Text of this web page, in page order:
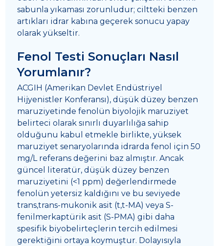
sabunla yıkaması zorunludur; ciltteki benzen
artıkları idrar kabına geçerek sonucu yapay
olarak yükseltir.
Fenol Testi Sonuçları Nasıl
Yorumlanır?
ACGIH (Amerikan Devlet Endüstriyel
Hijyenistler Konferansı), düşük düzey benzen
maruziyetinde fenolün biyolojik maruziyet
belirteci olarak sınırlı duyarlılığa sahip
olduğunu kabul etmekle birlikte, yüksek
maruziyet senaryolarında idrarda fenol için 50
mg/L referans değerini baz almıştır. Ancak
güncel literatür, düşük düzey benzen
maruziyetini (<1 ppm) değerlendirmede
fenolün yetersiz kaldığını ve bu seviyede
trans,trans-mukonik asit (t,t-MA) veya S-
fenilmerkaptürik asit (S-PMA) gibi daha
spesifik biyobelirteçlerin tercih edilmesi
gerektiğini ortaya koymuştur. Dolayısıyla